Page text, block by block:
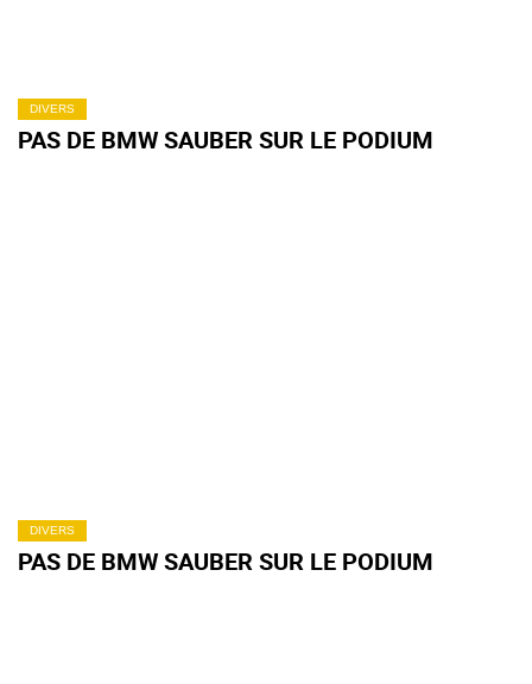
DIVERS
PAS DE BMW SAUBER SUR LE PODIUM
DIVERS
PAS DE BMW SAUBER SUR LE PODIUM